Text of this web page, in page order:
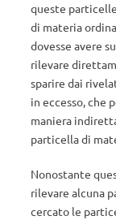
queste
di materia
dovesse avere
rilevare
sparire dai
in eccesso, che
maniera
particella di
Nonostante
rilevare alcuna
cercato le